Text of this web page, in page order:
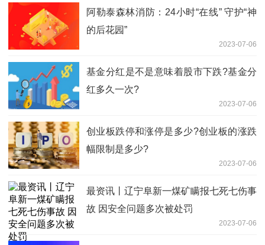
阿勒泰森林消防：24小时“在线” 守护“神
的后花园”
2023-07-06
基金分红是不是意味着股市下跌?基金分
红多久一次?
2023-07-06
创业板跌停和涨停是多少?创业板的涨跌
幅限制是多少?
2023-07-06
最资讯丨辽宁阜新一煤矿瞒报七死七伤事
故 因安全问题多次被处罚
2023-07-06